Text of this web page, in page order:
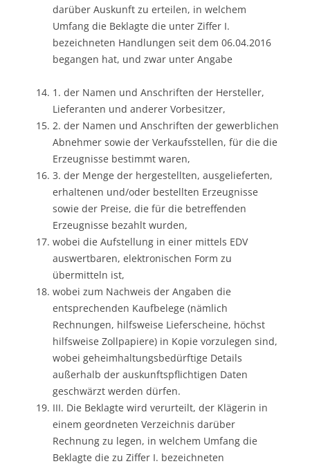
darüber Auskunft zu erteilen, in welchem
Umfang die Beklagte die unter Ziffer I.
bezeichneten Handlungen seit dem 06.04.2016
begangen hat, und zwar unter Angabe
1. der Namen und Anschriften der Hersteller,
Lieferanten und anderer Vorbesitzer,
2. der Namen und Anschriften der gewerblichen
Abnehmer sowie der Verkaufsstellen, für die die
Erzeugnisse bestimmt waren,
3. der Menge der hergestellten, ausgelieferten,
erhaltenen und/oder bestellten Erzeugnisse
sowie der Preise, die für die betreffenden
Erzeugnisse bezahlt wurden,
wobei die Aufstellung in einer mittels EDV
auswertbaren, elektronischen Form zu
übermitteln ist,
wobei zum Nachweis der Angaben die
entsprechenden Kaufbelege (nämlich
Rechnungen, hilfsweise Lieferscheine, höchst
hilfsweise Zollpapiere) in Kopie vorzulegen sind,
wobei geheimhaltungsbedürftige Details
außerhalb der auskunftspflichtigen Daten
geschwärzt werden dürfen.
III. Die Beklagte wird verurteilt, der Klägerin in
einem geordneten Verzeichnis darüber
Rechnung zu legen, in welchem Umfang die
Beklagte die zu Ziffer I. bezeichneten